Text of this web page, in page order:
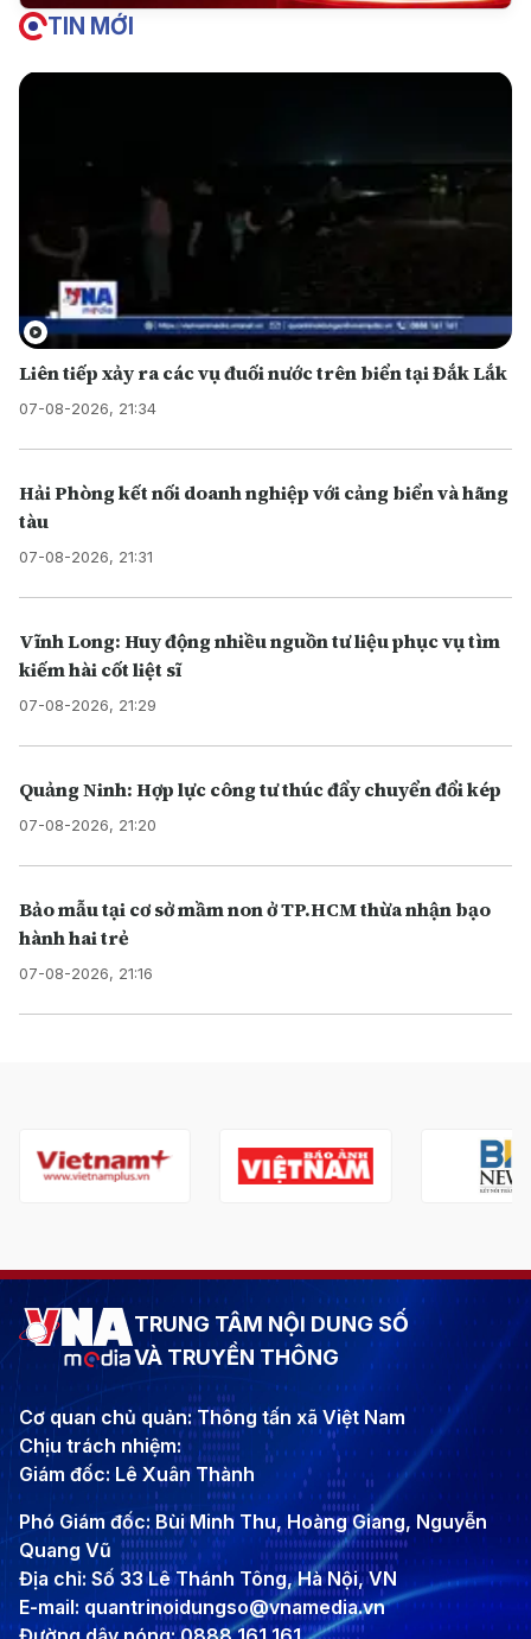
TIN MỚI
Liên tiếp xảy ra các vụ đuối nước trên biển tại Đắk Lắk
07-08-2026, 21:34
Hải Phòng kết nối doanh nghiệp với cảng biển và hãng
tàu
07-08-2026, 21:31
Vĩnh Long: Huy động nhiều nguồn tư liệu phục vụ tìm
kiếm hài cốt liệt sĩ
07-08-2026, 21:29
Quảng Ninh: Hợp lực công tư thúc đẩy chuyển đổi kép
07-08-2026, 21:20
Bảo mẫu tại cơ sở mầm non ở TP.HCM thừa nhận bạo
hành hai trẻ
07-08-2026, 21:16
TRUNG TÂM NỘI DUNG SỐ
VÀ TRUYỀN THÔNG
Cơ quan chủ quản: Thông tấn xã Việt Nam
Chịu trách nhiệm:
Giám đốc: Lê Xuân Thành
Phó Giám đốc: Bùi Minh Thu, Hoàng Giang, Nguyễn
Quang Vũ
Địa chỉ: Số 33 Lê Thánh Tông, Hà Nội, VN
E-mail: quantrinoidungso@vnamedia.vn